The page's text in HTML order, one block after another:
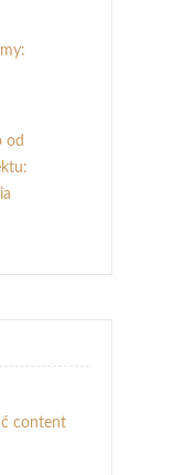
od
content